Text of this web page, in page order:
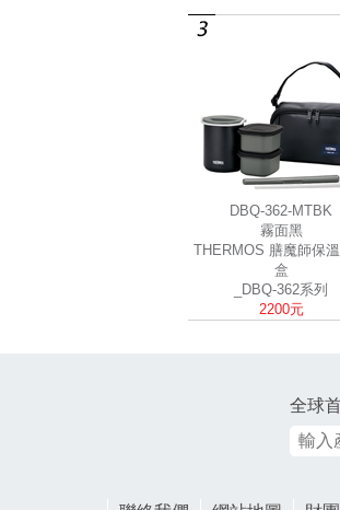
DBQ-362-MTBK
霧面黑
THERMOS 膳魔師保
盒
_DBQ-362系列
2200元
全球